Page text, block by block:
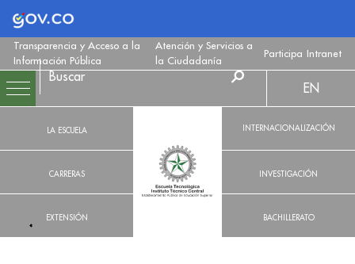
Logo Gobierno de Colombia
Transparencia y Acceso a la
Información Pública
Atención y Servicios a
la Ciudadanía
Participa Intranet
LA ESCUELA
CARRERAS
EXTENSIÓN
EN
INTERNACIONALIZACIÓN
INVESTIGACIÓN
BACHILLERATO